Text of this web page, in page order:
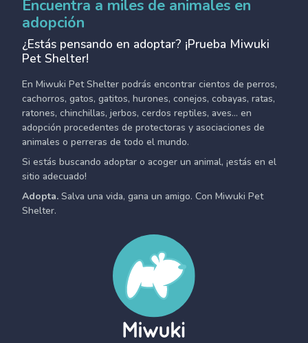
Encuentra a miles de animales en
adopción
¿Estás pensando en adoptar? ¡Prueba Miwuki
Pet Shelter!
En Miwuki Pet Shelter podrás encontrar cientos de perros,
cachorros, gatos, gatitos, hurones, conejos, cobayas, ratas,
ratones, chinchillas, jerbos, cerdos reptiles, aves... en
adopción procedentes de protectoras y asociaciones de
animales o perreras de todo el mundo.
Si estás buscando adoptar o acoger un animal, ¡estás en el
sitio adecuado!
Adopta. Salva una vida, gana un amigo. Con Miwuki Pet
Shelter.